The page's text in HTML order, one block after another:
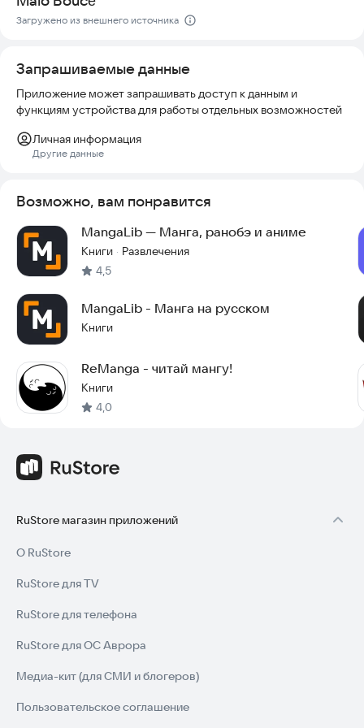
• Загрузка офлайн: Скачивайте мангу и читайте её в любое
время, даже без интернета.
MangaLib – это идеальное решение для всех поклонников
манги! Загрузите приложение прямо сейчас и окунитесь в
захватывающий мир приключений, любви и фантастики!
Начните читать уже сегодня!
Загружено из внешнего источника
Запрашиваемые данные
Приложение может запрашивать доступ к данным и
функциям устройства для работы отдельных возможностей
Личная информация
Другие данные
Возможно, вам понравится
MangaLib — Манга, ранобэ и аниме
Книги · Развлечения
4,5
MangaLib - Манга на русском
Книги
ReManga - читай мангу!
Книги
4,0
RuStore магазин приложений
О RuStore
RuStore для TV
RuStore для телефона
RuStore для ОС Аврора
Медиа-кит (для СМИ и блогеров)
Пользовательское соглашение